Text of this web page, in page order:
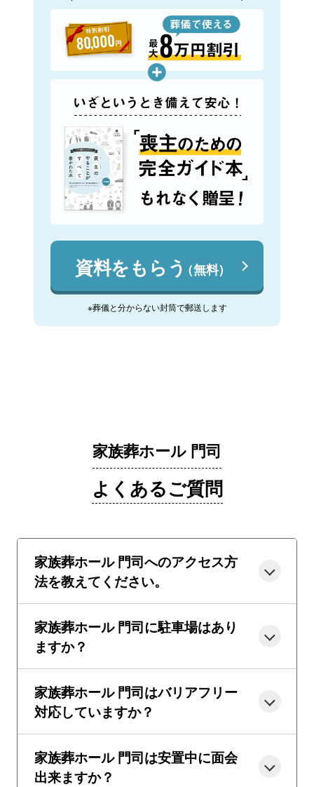
資料をもらう（無料）
※葬儀と分からない封筒で郵送します
家族葬ホール 門司
よくあるご質問
家族葬ホール 門司へのアクセス方
法を教えてください。
家族葬ホール 門司に駐車場はあり
ますか？
家族葬ホール 門司はバリアフリー
対応していますか？
家族葬ホール 門司は安置中に面会
出来ますか？